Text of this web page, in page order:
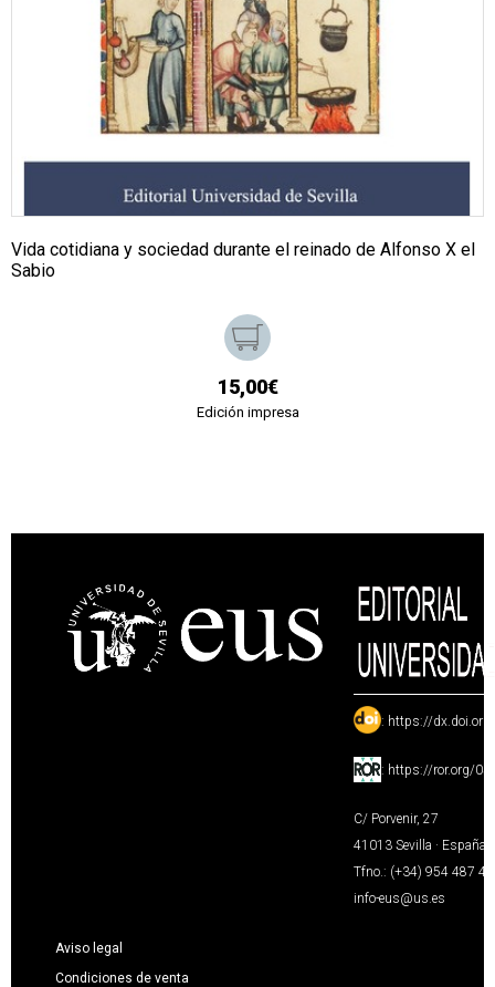
Vida cotidiana y sociedad durante el reinado de Alfonso X el
Sabio
15,00€
Edición impresa
: https://
: https://ror.org/
C/ Porvenir, 27
41013 Sevilla · España
Tfno.: (+34) 954 487
info-eus@us.es
Aviso legal
Condiciones de venta